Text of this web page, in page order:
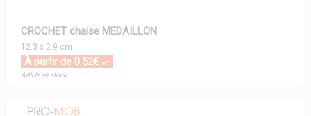
CROCHET chaise MEDAILLON
12.3 x 2.9 cm
À partir de 0.52€ HT
Article en stock